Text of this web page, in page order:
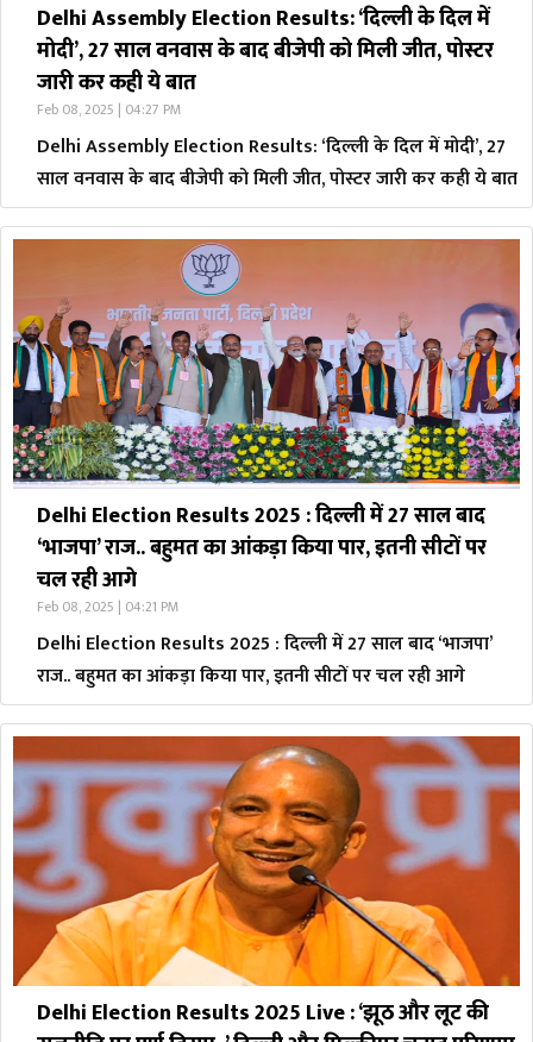
Delhi Assembly Election Results: ‘दिल्ली के दिल में
मोदी’, 27 साल वनवास के बाद बीजेपी को मिली जीत, पोस्टर
जारी कर कही ये बात
Feb 08, 2025 | 04:27 PM
Delhi Assembly Election Results: ‘दिल्ली के दिल में मोदी’, 27
साल वनवास के बाद बीजेपी को मिली जीत, पोस्टर जारी कर कही ये बात
Delhi Election Results 2025 : दिल्ली में 27 साल बाद
‘भाजपा’ राज.. बहुमत का आंकड़ा किया पार, इतनी सीटों पर
चल रही आगे
Feb 08, 2025 | 04:21 PM
Delhi Election Results 2025 : दिल्ली में 27 साल बाद ‘भाजपा’
राज.. बहुमत का आंकड़ा किया पार, इतनी सीटों पर चल रही आगे
Delhi Election Results 2025 Live : ‘झूठ और लूट की